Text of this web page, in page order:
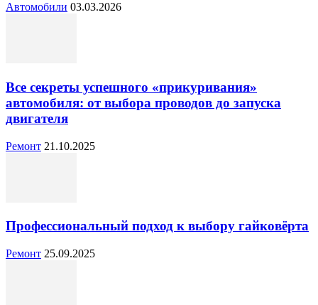
Автомобили 03.03.2026
Все секреты успешного «прикуривания»
автомобиля: от выбора проводов до запуска
двигателя
Ремонт 21.10.2025
Профессиональный подход к выбору гайковёрта
Ремонт 25.09.2025